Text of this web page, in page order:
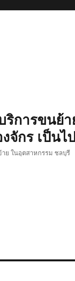
การขนย้
จักร เป็นไ
าย ในอุตสาหกรรม ชลบุรี